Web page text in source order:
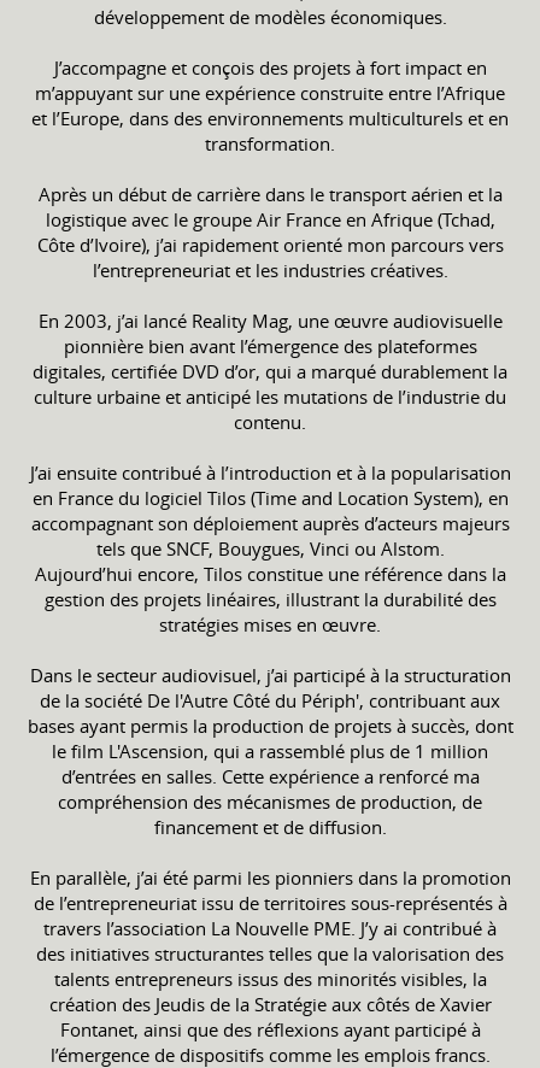
développement de modèles économiques.
J’accompagne et conçois des projets à fort impact en
m’appuyant sur une expérience construite entre l’Afrique
et l’Europe, dans des environnements multiculturels et en
transformation.
Après un début de carrière dans le transport aérien et la
logistique avec le groupe Air France en Afrique (Tchad,
Côte d’Ivoire), j’ai rapidement orienté mon parcours vers
l’entrepreneuriat et les industries créatives.
En 2003, j’ai lancé Reality Mag, une œuvre audiovisuelle
pionnière bien avant l’émergence des plateformes
digitales, certifiée DVD d’or, qui a marqué durablement la
culture urbaine et anticipé les mutations de l’industrie du
contenu.
J’ai ensuite contribué à l’introduction et à la popularisation
en France du logiciel Tilos (Time and Location System), en
accompagnant son déploiement auprès d’acteurs majeurs
tels que SNCF, Bouygues, Vinci ou Alstom.
Aujourd’hui encore, Tilos constitue une référence dans la
gestion des projets linéaires, illustrant la durabilité des
stratégies mises en œuvre.
Dans le secteur audiovisuel, j’ai participé à la structuration
de la société De l'Autre Côté du Périph', contribuant aux
bases ayant permis la production de projets à succès, dont
le film L'Ascension, qui a rassemblé plus de 1 million
d’entrées en salles. Cette expérience a renforcé ma
compréhension des mécanismes de production, de
financement et de diffusion.
En parallèle, j’ai été parmi les pionniers dans la promotion
de l’entrepreneuriat issu de territoires sous-représentés à
travers l’association La Nouvelle PME. J’y ai contribué à
des initiatives structurantes telles que la valorisation des
talents entrepreneurs issus des minorités visibles, la
création des Jeudis de la Stratégie aux côtés de Xavier
Fontanet, ainsi que des réflexions ayant participé à
l’émergence de dispositifs comme les emplois francs.